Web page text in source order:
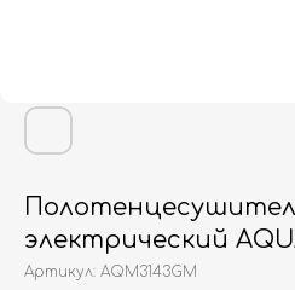
электрический
Артикул: AQM3143GM